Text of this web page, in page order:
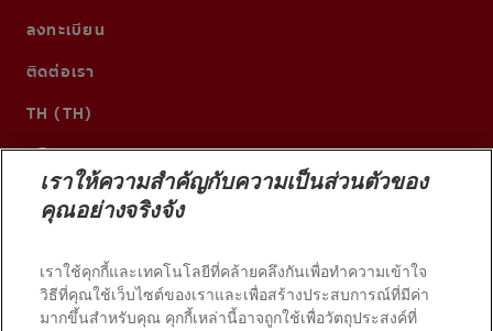
ลงทะเบียน
ติดต่อเรา
TH (TH)
เราให้ความสำคัญกับความเป็นส่วนตัวของ
คุณอย่างจริงจัง
เราใช้คุกกี้และเทคโนโลยีที่คล้ายคลึงกันเพื่อทำความเข้าใจ
วิธีที่คุณใช้เว็บไซต์ของเราและเพื่อสร้างประสบการณ์ที่มีค่า
มากขึ้นสำหรับคุณ คุกกี้เหล่านี้อาจถูกใช้เพื่อวัตถุประสงค์ที่